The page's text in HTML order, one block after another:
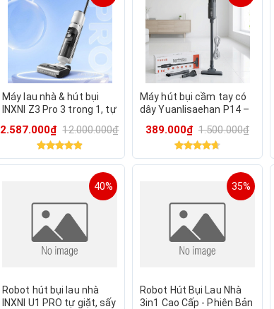
Máy lau nhà & hút bụi
INXNI Z3 Pro 3 trong 1, tự
hoàn TMĐT mới 98-
2.587.000₫ 12.000.000₫
Máy hút bụi cầm tay có
dây Yuanlisaehan P14 –
389.000₫ 1.500.000₫
40%
Robot hút bụi lau nhà
INXNI U1 PRO tự giặt, sấy
35%
Robot Hút Bụi Lau Nhà
3in1 Cao Cấp - Phiên Bản